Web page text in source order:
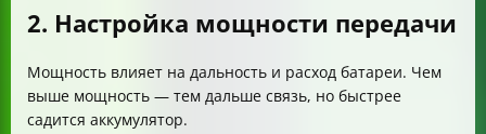
2. Настройка мощности передачи
Мощность влияет на дальность и расход батареи. Чем
выше мощность — тем дальше связь, но быстрее
садится аккумулятор.